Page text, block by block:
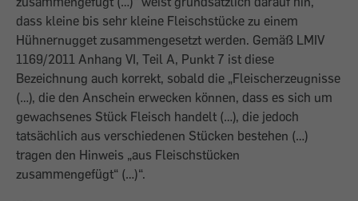
dass kleine bis sehr kleine Fleischstücke zu einem
Hühnernugget zusammengesetzt werden. Gemäß LMIV
1169/2011 Anhang VI, Teil A, Punkt 7 ist diese
Bezeichnung auch korrekt, sobald die „Fleischerzeugnisse
(…), die den Anschein erwecken können, dass es sich um
gewachsenes Stück Fleisch handelt (…), die jedoch
tatsächlich aus verschiedenen Stücken bestehen (…)
tragen den Hinweis „aus Fleischstücken
zusammengefügt“ (…)“.